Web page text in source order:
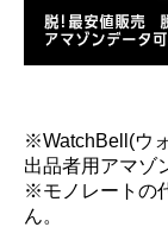
※WatchBell(ウ
出品者用アマゾ
※モノレートの
ん。